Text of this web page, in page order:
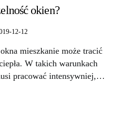
okien?
12-12
mieszkanie może tracić
W takich warunkach
pracować intensywniej,…